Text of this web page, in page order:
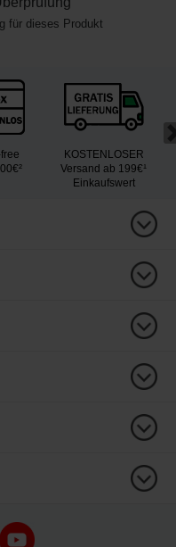
für dieses Produkt
KOSTENLOSER
Versand ab 199€¹
Einkaufswert